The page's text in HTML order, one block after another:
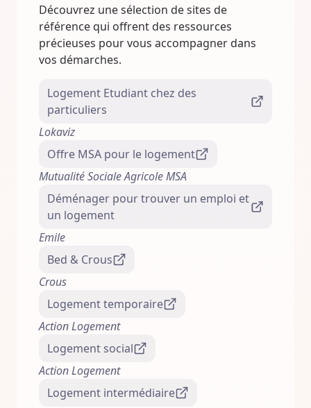
Découvrez une sélection de sites de
référence qui offrent des ressources
précieuses pour vous accompagner dans
vos démarches.
Logement Etudiant chez des
particuliers
Lokaviz
Offre MSA pour le logement
Mutualité Sociale Agricole MSA
Déménager pour trouver un emploi et
un logement
Emile
Bed & Crous
Crous
Logement temporaire
Action Logement
Logement social
Action Logement
Logement intermédiaire